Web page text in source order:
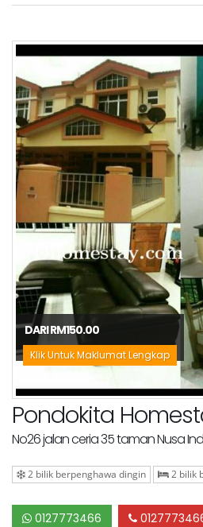
DARI RM150.00
Klik Untuk Maklumat Lengkap
Pondokita
No26 jalan ceria 35 taman Nusa
2 bilik berpenghawa dingin 2 bilik
0127773466